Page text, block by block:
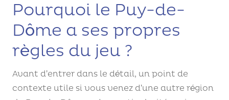
Pourquoi le Puy-de-
Dôme a ses propres
règles du jeu ?
Avant d’entrer dans le détail, un point de
contexte utile si vous venez d’une autre région